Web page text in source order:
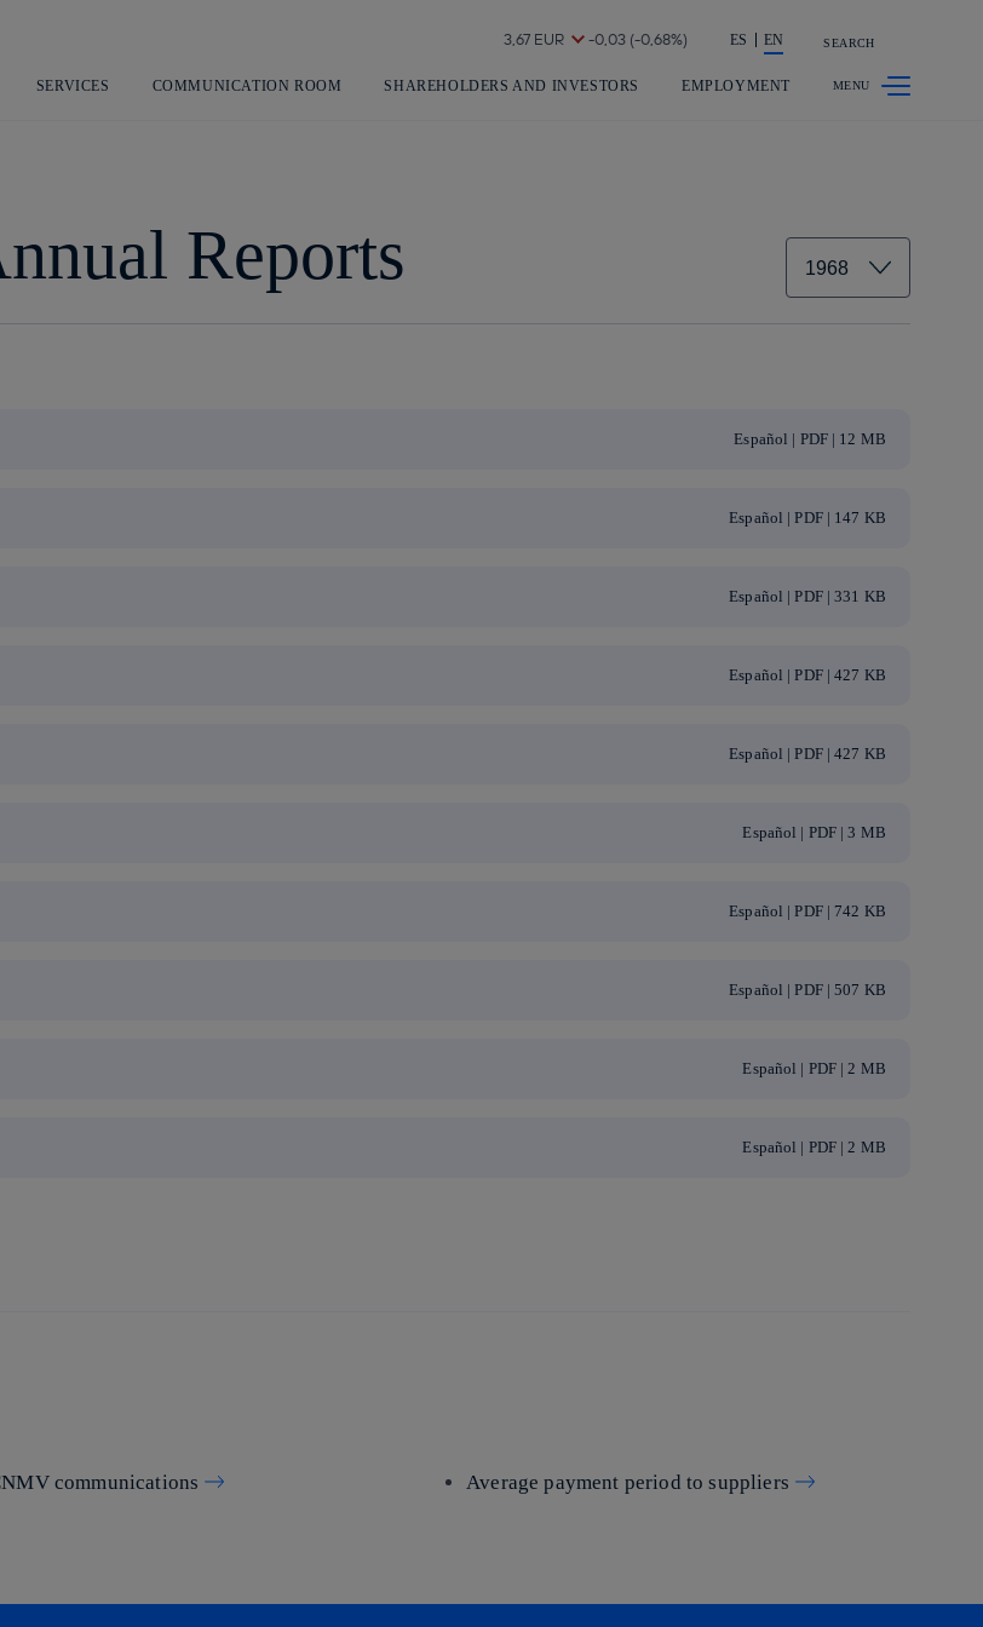
Share in shareholders & investors ES EN SEARCH
SERVICES COMMUNICATION ROOM SHAREHOLDERS AND INVESTORS EMPLOYMENT
Reports
Español | PDF | 12 MB
Español | PDF | 147 KB
Español | PDF | 331 KB
Español | PDF | 427 KB
Español | PDF | 427 KB
Español | PDF | 3 MB
Español | PDF | 742 KB
Español | PDF | 507 KB
Español | PDF | 2 MB
Español | PDF | 2 MB
communications Average payment period to suppliers